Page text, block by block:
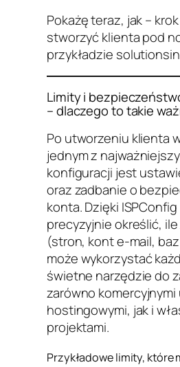
Pokażę teraz, jak –
stworzyć klienta pod
przykładzie
Limity i
– dlaczego to takie
Po utworzeniu klienta
jednym z
konfiguracji jest
oraz zadbanie o
konta. Dzięki
precyzyjnie określić,
(stron, kont e-mail,
może wykorzystać
świetne narzędzie do
zarówno komercyjnymi
hostingowymi, jak i
projektami.
Przykładowe limity, które